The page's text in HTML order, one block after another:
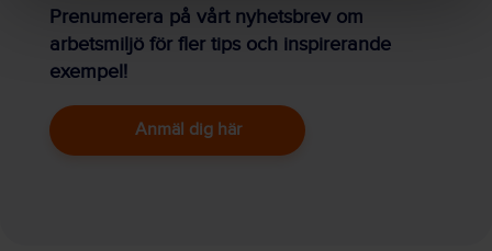
Prenumerera på vårt nyhetsbrev om
arbetsmiljö för fler tips och inspirerande
exempel!
Anmäl dig här